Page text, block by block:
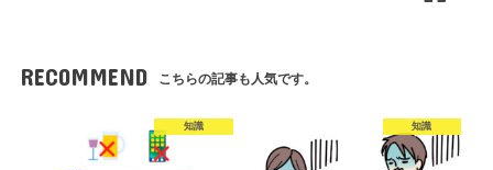
RECOMMEND こちらの記事も人気です。
知識 知識